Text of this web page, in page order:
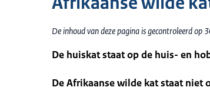
De inhoud van deze pagina is gecontroleerd op
De huiskat staat op de huis- en
De Afrikaanse wilde kat staat niet